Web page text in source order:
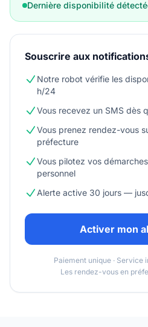
Dernière disponibilité
Souscrire aux
Notre robot vérifie les
h/24
Vous recevez un SMS dès
Vous prenez rendez-vous
préfecture
Vous pilotez vos
personnel
Alerte active 30 jours —
Activer mon
Paiement unique · Service
Les rendez-vous en